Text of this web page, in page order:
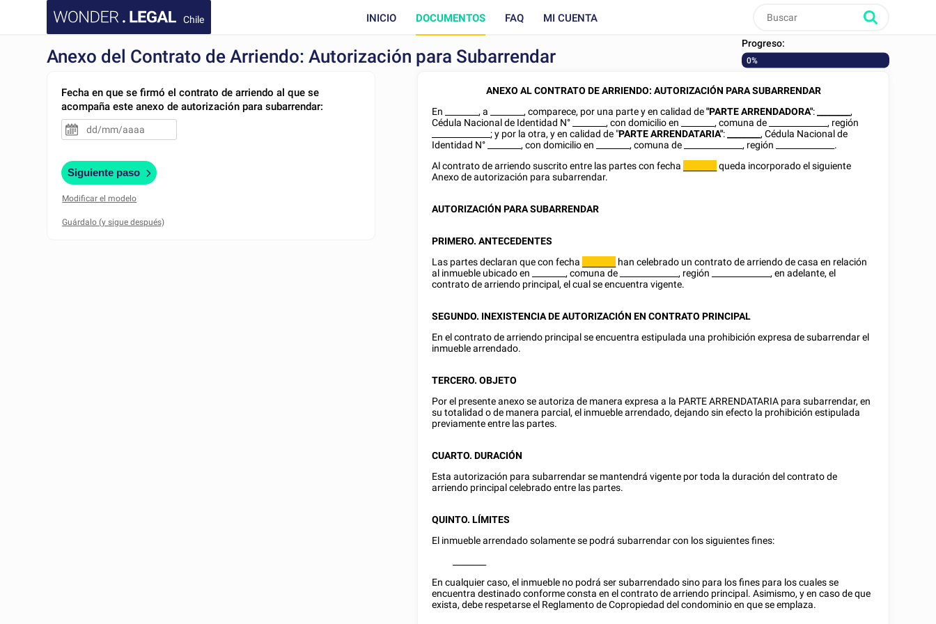
Chile INICIO DOCUMENTOS FAQ MI CUENTA
Anexo del Contrato de Arriendo: Autorización para Subarrendar
Progreso:
0%
Fecha en que se firmó el contrato de arriendo al que se
acompaña este anexo de autorización para subarrendar:
Siguiente paso
Modificar el modelo
ANEXO AL CONTRATO DE ARRIENDO: AUTORIZACIÓN PARA SUBARRENDAR
En
, a , comparece, por una parte y en calidad de"PARTE ARRENDADORA":
,
Cédula Nacional de Identidad N° , con domicilio en
, comuna de ______________, región
______________; y por la otra, y en calidad de "PARTE ARRENDATARIA": ,Cédula Nacional de
Identidad N° , con domicilio en
, comuna de ______________, región ______________.
Al contrato de arriendo suscrito entre las partes con fecha
queda incorporado el siguiente
Anexo de autorización para subarrendar.
AUTORIZACIÓN PARA SUBARRENDAR
PRIMERO. ANTECEDENTES
Las partes declaran que con fecha
han celebrado un contrato de arriendo decasa en relación
al inmueble ubicado en
, comuna de ______________, región ______________, en adelante, el
contrato de arriendo principal, el cual se encuentra vigente.
SEGUNDO. INEXISTENCIA DE AUTORIZACIÓN EN CONTRATO PRINCIPAL
En el contrato de arriendo principal se encuentra estipulada una prohibición expresa de subarrendar el
inmueble arrendado.
TERCERO. OBJETO
Por el presente anexo se autoriza de manera expresa a la PARTE ARRENDATARIA para subarrendar, en
su totalidad o de manera parcial, el inmueble arrendado, dejando sin efecto la prohibición estipulada
previamente entre las partes.
CUARTO. DURACIÓN
Esta autorización para subarrendar se mantendrá vigente por toda la duración del contrato de
arriendo principal celebrado entre las partes.
QUINTO. LÍMITES
El inmueble arrendado solamente se podrá subarrendar con los siguientes fines:
En cualquier caso, el inmueble no podrá ser subarrendado sino para los fines para los cuales se
encuentra destinado conforme consta en el contrato de arriendo principal. Asimismo, y en caso de que
exista, debe respetarse el Reglamento de Copropiedad del condominio en que se emplaza.